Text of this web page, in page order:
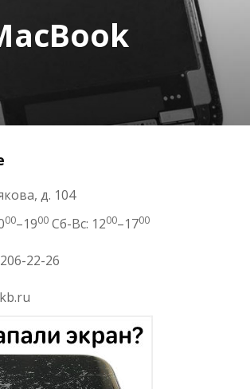
д. 104
00–1900 Сб-Вс: 1200–1700
22-26